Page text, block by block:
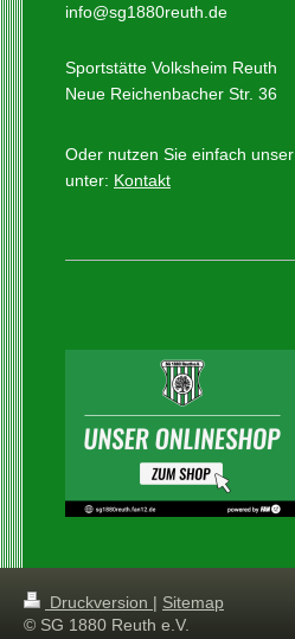
info@sg1880reuth.de
Sportstätte Volksheim Reuth
Neue Reichenbacher Str. 36
Oder nutzen Sie einfach unser
unter: Kontakt
Druckversion | Sitemap
© SG 1880 Reuth e.V.